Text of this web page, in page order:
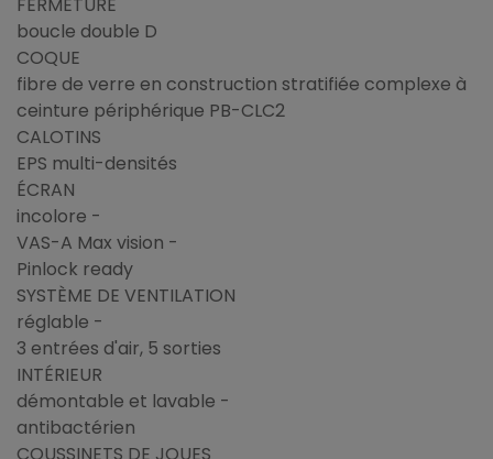
boucle double D
COQUE
fibre de verre en construction stratifiée complexe à
ceinture périphérique PB-CLC2
CALOTINS
EPS multi-densités
ÉCRAN
incolore -
VAS-A Max vision -
Pinlock ready
SYSTÈME DE VENTILATION
réglable -
3 entrées d'air, 5 sorties
INTÉRIEUR
démontable et lavable -
antibactérien